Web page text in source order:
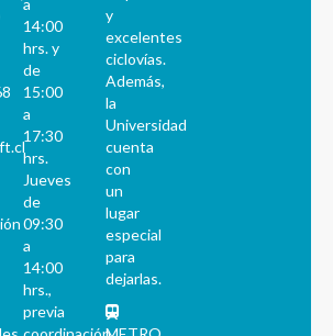
a
14:00
hrs. y
de
15:00
a
17:30
hrs.
Jueves
de
09:30
a
14:00
hrs.,
previa
y
excelentes
ciclovías.
Además,
la
Universidad
cuenta
con
un
lugar
especial
para
dejarlas.